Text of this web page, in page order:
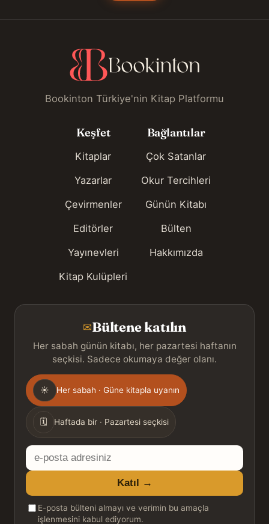
Bookinton Türkiye'nin Kitap Platformu
Keşfet
Kitaplar
Yazarlar
Çevirmenler
Editörler
Yayınevleri
Kitap Kulüpleri
Bağlantılar
Çok Satanlar
Okur Tercihleri
Günün Kitabı
Bülten
Hakkımızda
✉Bültene katılın
Her sabah günün kitabı, her pazartesi haftanın
seçkisi. Sadece okumaya değer olanı.
Gönderim
sıklığı
☀ Her sabah · Güne kitapla uyanın
🗓 Haftada bir · Pazartesi seçkisi
E-
posta
adresiniz
Katıl →
E-posta bülteni almayı ve verimin bu amaçla
işlenmesini kabul ediyorum.